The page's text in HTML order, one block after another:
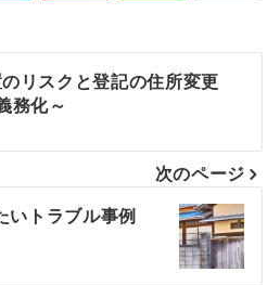
のリスクと登記の住所変更
務化～
次のページ
いトラブル事例